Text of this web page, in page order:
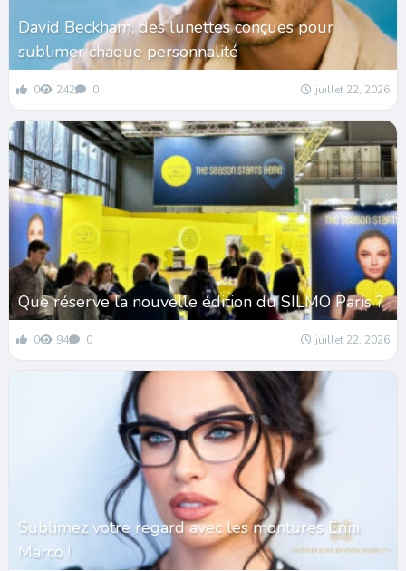
David Beckham, des lunettes conçues pour
sublimer chaque personnalité
0 242 0 juillet 22, 2026
Que réserve la nouvelle édition du SILMO Paris ?
0 94 0 juillet 22, 2026
Sublimez votre regard avec les montures Enni
Marco !